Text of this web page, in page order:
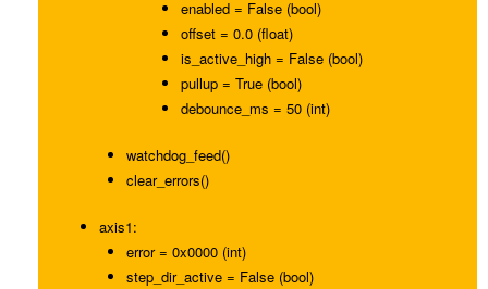
enabled = False (bool)
offset = 0.0 (float)
is_active_high = False (bool)
pullup = True (bool)
debounce_ms = 50 (int)
watchdog_feed()
clear_errors()
axis1:
error = 0x0000 (int)
step_dir_active = False (bool)